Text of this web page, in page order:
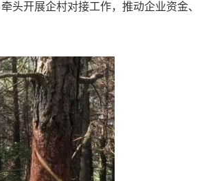
头开展企村对接工作，推动企业资金、